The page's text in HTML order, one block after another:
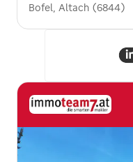
Bofel, Altach (6844)